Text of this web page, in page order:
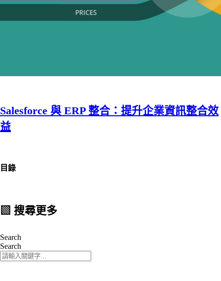
Salesforce 與 ERP 整合：提升企業資訊整合效
益
目錄
▧ 搜尋更多
Search
Search